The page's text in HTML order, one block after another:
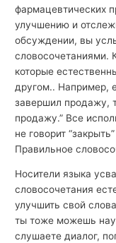
фармацевтических
улучшению и
обсуждении, вы
словосочетаниями.
которые
другом.. Например,
завершил продажу,
продажу.” Все
не говорит
Правильное
Носители языка
словосочетания
улучшить свой
ты тоже можешь
слушаете диалог,